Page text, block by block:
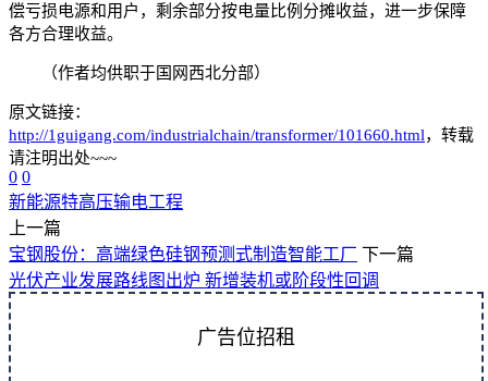
偿亏损电源和用户，剩余部分按电量比例分摊收益，进一步保障
各方合理收益。
（作者均供职于国网西北分部）
原文链接：
http://1guigang.com/industrialchain/transformer/101660.html，转载
请注明出处~~~
0 0
新能源特高压输电工程
上一篇
宝钢股份：高端绿色硅钢预测式制造智能工厂 下一篇
光伏产业发展路线图出炉 新增装机或阶段性回调
广告位招租